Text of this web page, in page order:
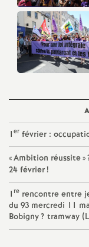
1er février :
«Ambition réussite»
24 février!
1 re rencontre entre
du 93 mercredi 11
Bobigny? tramway